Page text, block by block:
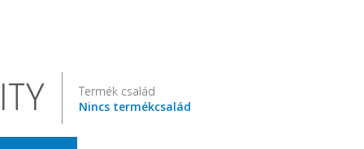
Termék család
Nincs termékcsalád